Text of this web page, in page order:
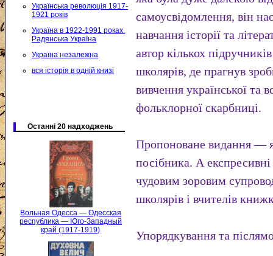
Українська революція 1917-
1921 років
Україна в 1922-1991 роках.
Радянська Україна
Україна незалежна
вся історія в одній книзі
Останні 20 надходжень
Вольная Одесса — Одесская
республика — Юго-Западный
край (1917-1919)
самоусвідомлення, він
навчання історії та
автор кількох
школярів, де прагнув
вивчення української та
фольклорної скарбниці.
Пропоноване видання —
посібника. А
чудовим зоровим
школярів і вчителів
Упорядкування та